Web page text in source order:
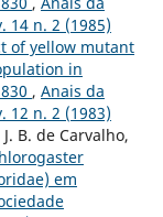
14 n. 2 (1985)
of yellow mutant
in
, Anais da
12 n. 2 (1983)
B. de Carvalho,
em